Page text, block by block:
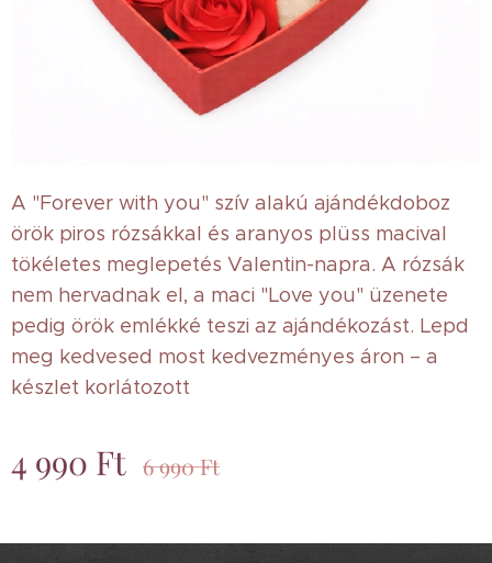
A "Forever with you" szív alakú ajándékdoboz
örök piros rózsákkal és aranyos plüss macival
tökéletes meglepetés Valentin-napra. A rózsák
nem hervadnak el, a maci "Love you" üzenete
pedig örök emlékké teszi az ajándékozást. Lepd
meg kedvesed most kedvezményes áron – a
készlet korlátozott
4 990 Ft 6 990Ft